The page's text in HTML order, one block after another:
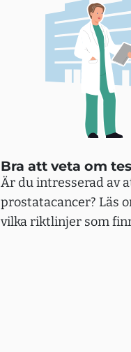
Bra att veta om
Är du intresserad av
prostatacancer? Läs
vilka riktlinjer som